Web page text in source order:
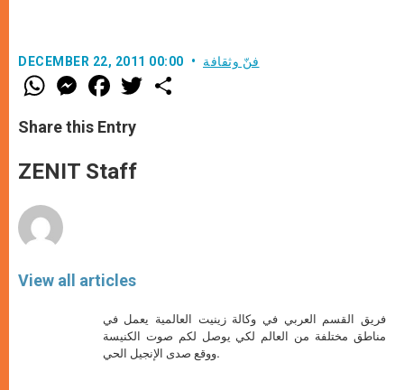
DECEMBER 22, 2011 00:00 فنّ وثقافة
W
h
t
s
p
p
M
e
s
e
g
e
F
a
e
b
o
k
w
Share this Entry
ZENIT Staff
View all articles
فريق القسم العربي في وكالة زينيت العالمية يعمل في
مناطق مختلفة من العالم لكي يوصل لكم صوت الكنيسة
ووقع صدى الإنجيل الحي.